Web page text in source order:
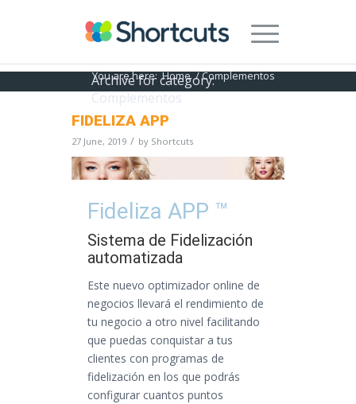
Archive for category:
Complementos
You are here: Home /Complementos
FIDELIZA APP
27 June, 2019 / by Shortcuts
Fideliza APP ™
Sistema de Fidelización
automatizada
Este nuevo optimizador online de
negocios llevará el rendimiento de
tu negocio a otro nivel facilitando
que puedas conquistar a tus
clientes con programas de
fidelización en los que podrás
configurar cuantos puntos